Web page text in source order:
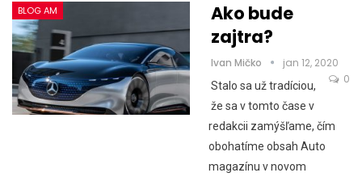
BLOG AM
Ako bude
zajtra?
Ivan Mičko
jan 12, 2020
0
Stalo sa už tradíciou,
že sa v tomto čase v
redakcii zamýšľame, čím
obohatíme obsah Auto
magazínu v novom